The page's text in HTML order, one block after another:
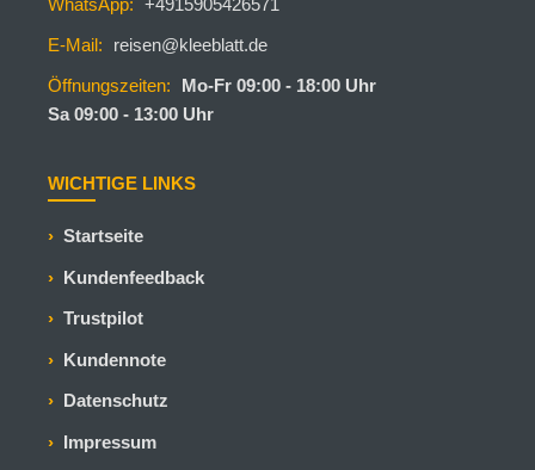
WhatsApp: +4915905426571
E-Mail:
reisen@kleeblatt.de
Öffnungszeiten:
Mo-Fr 09:00 - 18:00 Uhr
Sa 09:00 - 13:00 Uhr
WICHTIGE LINKS
Startseite
Kundenfeedback
Trustpilot
Kundennote
Datenschutz
Impressum